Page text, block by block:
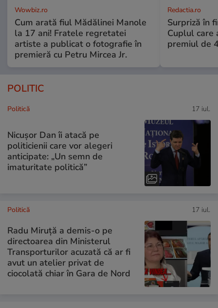
Wowbiz.ro
Cum arată fiul Mădălinei Manole
la 17 ani! Fratele regretatei
artiste a publicat o fotografie în
premieră cu Petru Mircea Jr.
Redactia.ro
Surpriză în
Cuplul care
premiul de
POLITIC
Politică 17 iul.
Nicușor Dan îi atacă pe
politicienii care vor alegeri
anticipate: „Un semn de
imaturitate politică”
Politică 17 iul.
Radu Miruță a demis-o pe
directoarea din Ministerul
Transporturilor acuzată că ar fi
avut un atelier privat de
ciocolată chiar în Gara de Nord